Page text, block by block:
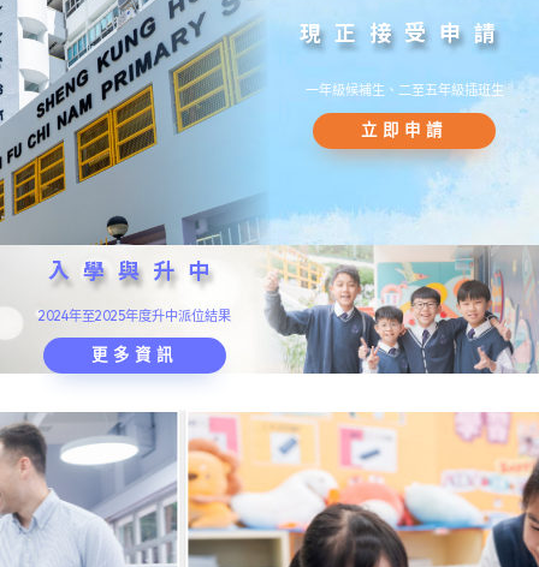
現正接受申請
一年級候補生、二至五年級插班生
立即申請
入學與升中
2024年至2025年度升中派位結果
更多資訊